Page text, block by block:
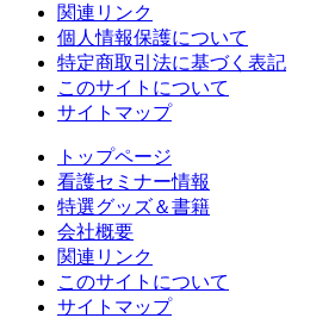
関連リンク
個人情報保護について
特定商取引法に基づく表記
このサイトについて
サイトマップ
トップページ
看護セミナー情報
特選グッズ＆書籍
会社概要
関連リンク
このサイトについて
サイトマップ